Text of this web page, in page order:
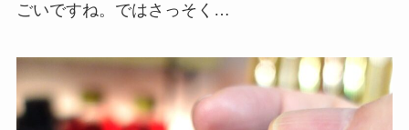
ごいですね。ではさっそく…